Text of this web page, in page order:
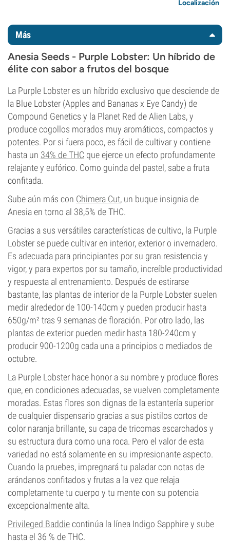
Localización
Más
Anesia Seeds - Purple Lobster: Un híbrido de
élite con sabor a frutos del bosque
La Purple Lobster es un híbrido exclusivo que desciende de
la Blue Lobster (Apples and Bananas x Eye Candy) de
Compound Genetics y la Planet Red de Alien Labs, y
produce cogollos morados muy aromáticos, compactos y
potentes. Por si fuera poco, es fácil de cultivar y contiene
hasta un 34% de THC que ejerce un efecto profundamente
relajante y eufórico. Como guinda del pastel, sabe a fruta
confitada.
Sube aún más con Chimera Cut, un buque insignia de
Anesia en torno al 38,5% de THC.
Gracias a sus versátiles características de cultivo, la Purple
Lobster se puede cultivar en interior, exterior o invernadero.
Es adecuada para principiantes por su gran resistencia y
vigor, y para expertos por su tamaño, increíble productividad
y respuesta al entrenamiento. Después de estirarse
bastante, las plantas de interior de la Purple Lobster suelen
medir alrededor de 100-140cm y pueden producir hasta
650g/m² tras 9 semanas de floración. Por otro lado, las
plantas de exterior pueden medir hasta 180-240cm y
producir 900-1200g cada una a principios o mediados de
octubre.
La Purple Lobster hace honor a su nombre y produce flores
que, en condiciones adecuadas, se vuelven completamente
moradas. Estas flores son dignas de la estantería superior
de cualquier dispensario gracias a sus pistilos cortos de
color naranja brillante, su capa de tricomas escarchados y
su estructura dura como una roca. Pero el valor de esta
variedad no está solamente en su impresionante aspecto.
Cuando la pruebes, impregnará tu paladar con notas de
arándanos confitados y frutas a la vez que relaja
completamente tu cuerpo y tu mente con su potencia
excepcionalmente alta.
Privileged Baddiecontinúa la línea Indigo Sapphire y sube
hasta el 36 % de THC.